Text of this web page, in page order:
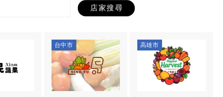
台中市 高雄市